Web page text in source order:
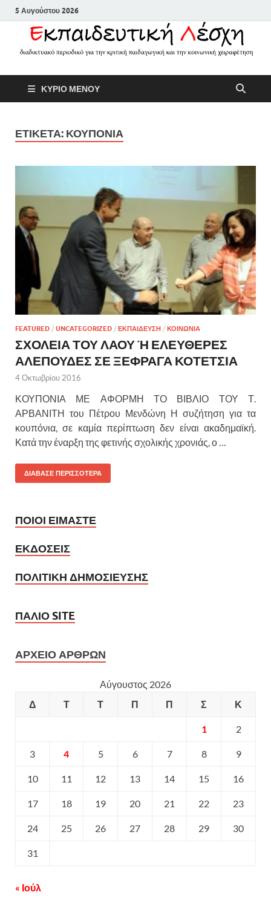
5 Αυγούστου 2026
κριτική παιδαγωγική και την
κοινωνική χειραφέτηση
ΚΥΡΙΟ ΜΕΝΟΥ
ΕΤΙΚΕΤΑ: ΚΟΥΠΟΝΙΑ
FEATURED / UNCATEGORIZED / ΕΚΠΑΙΔΕΥΣΗ / ΚΟΙΝΩΝΙΑ
ΣΧΟΛΕΙΑ ΤΟΥ ΛΑΟΥ Ή ΕΛΕΥΘΕΡΕΣ
ΑΛΕΠΟΥΔΕΣ ΣΕ ΞΕΦΡΑΓΑ ΚΟΤΕΤΣΙΑ
4 Οκτωβρίου 2016
ΚΟΥΠΟΝΙΑ ΜΕ ΑΦΟΡΜΗ ΤΟ ΒΙΒΛΙΟ ΤΟΥ Τ.
ΑΡΒΑΝΙΤΗ του Πέτρου Μενδώνη Η συζήτηση για τα
κουπόνια, σε καμία περίπτωση δεν είναι ακαδημαϊκή.
Κατά την έναρξη της φετινής σχολικής χρονιάς, ο …
ΔΙΑΒΑΣΕ ΠΕΡΙΣΣΟΤΕΡΑ
ΠΟΙΟΙ ΕΙΜΑΣΤΕ
ΕΚΔΟΣΕΙΣ
ΠΟΛΙΤΙΚΗ ΔΗΜΟΣΙΕΥΣΗΣ
ΠΑΛΙΟ SITE
ΑΡΧΕΙΟ ΑΡΘΡΩΝ
Αύγουστος 2026
Δ
Τ Τ Π Π Σ Κ
1 2
3 4 5 6 7 8 9
10 11 12 13 14 15 16
17 18 19 20 21 22 23
24 25 26 27 28 29 30
31
« Ιούλ